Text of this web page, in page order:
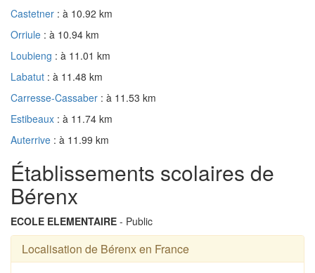
Castetner : à 10.92 km
Orriule : à 10.94 km
Loubieng : à 11.01 km
Labatut : à 11.48 km
Carresse-Cassaber : à 11.53 km
Estibeaux : à 11.74 km
Auterrive : à 11.99 km
Établissements scolaires de
Bérenx
ECOLE ELEMENTAIRE - Public
Localisation de Bérenx en France